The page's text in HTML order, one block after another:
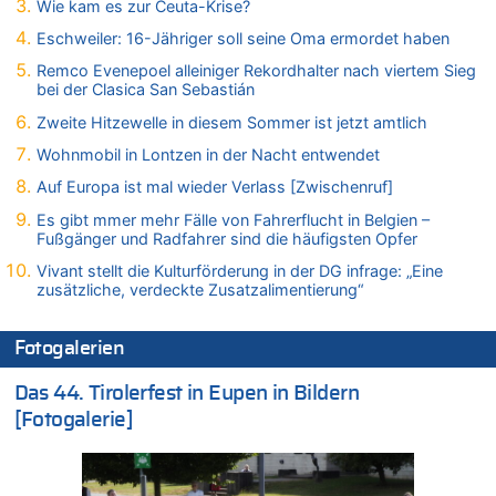
Vorwürfe gegen Präsident Gianni Infantino
06.08.2026 - 12:41 von Hugo Egon Bernhard von Sinnen zu
Frau hörte Stimmen aus Haus des verstorbenen Nachbarn
06.08.2026 - 12:36 von Gärlinde zu
Aachen ab 11. August wieder Mekka des Pferdesports –
Zweite Hitzewelle in diesem Sommer ist jetzt amtlich
06.08.2026 - 12:17 von Sparwasser zu
Zweite Hitzewelle in diesem Sommer ist jetzt amtlich
06.08.2026 - 12:13 von Dax zu
Zweite Hitzewelle in diesem Sommer ist jetzt amtlich
06.08.2026 - 12:13 von Heinz F. zu
Mehrere Menschen in Londons City niedergestochen
06.08.2026 - 12:13 von Hugo Egon Bernhard von Sinnen zu
Zweite Hitzewelle in diesem Sommer ist jetzt amtlich
Frau hörte Stimmen aus Haus des verstorbenen Nachbarn
06.08.2026 - 11:52 von Hubert F. zu
Wie kam es zur Ceuta-Krise?
Eschweiler: 16-Jähriger soll seine Oma ermordet haben
Remco Evenepoel alleiniger Rekordhalter nach viertem Sieg
bei der Clasica San Sebastián
Zweite Hitzewelle in diesem Sommer ist jetzt amtlich
Wohnmobil in Lontzen in der Nacht entwendet
Auf Europa ist mal wieder Verlass [Zwischenruf]
Es gibt mmer mehr Fälle von Fahrerflucht in Belgien –
Fußgänger und Radfahrer sind die häufigsten Opfer
Vivant stellt die Kulturförderung in der DG infrage: „Eine
zusätzliche, verdeckte Zusatzalimentierung“
Fotogalerien
Das 44. Tirolerfest in Eupen in Bildern
[Fotogalerie]